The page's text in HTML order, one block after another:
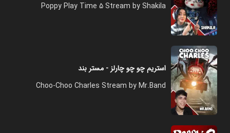
Poppy Play Time 5 Stream by Shakila
استریم چو چو چارلز - مستر بند
Choo-Choo Charles Stream by Mr.Band